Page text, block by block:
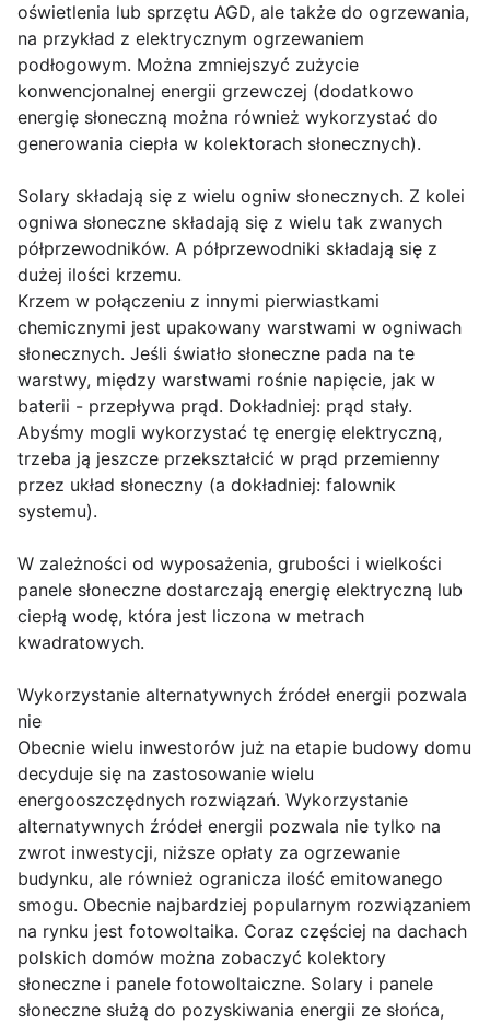
oświetlenia lub sprzętu AGD, ale także do ogrzewania,
na przykład z elektrycznym ogrzewaniem
podłogowym. Można zmniejszyć zużycie
konwencjonalnej energii grzewczej (dodatkowo
energię słoneczną można również wykorzystać do
generowania ciepła w kolektorach słonecznych).
Solary składają się z wielu ogniw słonecznych. Z kolei
ogniwa słoneczne składają się z wielu tak zwanych
półprzewodników. A półprzewodniki składają się z
dużej ilości krzemu.
Krzem w połączeniu z innymi pierwiastkami
chemicznymi jest upakowany warstwami w ogniwach
słonecznych. Jeśli światło słoneczne pada na te
warstwy, między warstwami rośnie napięcie, jak w
baterii - przepływa prąd. Dokładniej: prąd stały.
Abyśmy mogli wykorzystać tę energię elektryczną,
trzeba ją jeszcze przekształcić w prąd przemienny
przez układ słoneczny (a dokładniej: falownik
systemu).
W zależności od wyposażenia, grubości i wielkości
panele słoneczne dostarczają energię elektryczną lub
ciepłą wodę, która jest liczona w metrach
kwadratowych.
Wykorzystanie alternatywnych źródeł energii pozwala
nie
Obecnie wielu inwestorów już na etapie budowy domu
decyduje się na zastosowanie wielu
energooszczędnych rozwiązań. Wykorzystanie
alternatywnych źródeł energii pozwala nie tylko na
zwrot inwestycji, niższe opłaty za ogrzewanie
budynku, ale również ogranicza ilość emitowanego
smogu. Obecnie najbardziej popularnym rozwiązaniem
na rynku jest fotowoltaika. Coraz częściej na dachach
polskich domów można zobaczyć kolektory
słoneczne i panele fotowoltaiczne. Solary i panele
słoneczne służą do pozyskiwania energii ze słońca,